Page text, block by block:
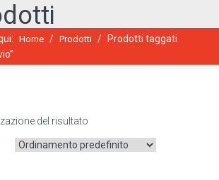
ONLINE
Home / Prodotti /
Prodotti taggati
del risultato